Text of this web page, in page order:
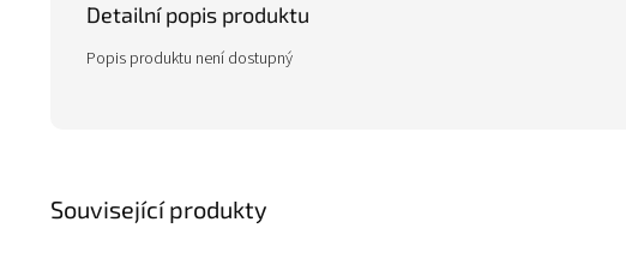
Související produkty
Detailní popis produktu
Popis produktu není dostupný